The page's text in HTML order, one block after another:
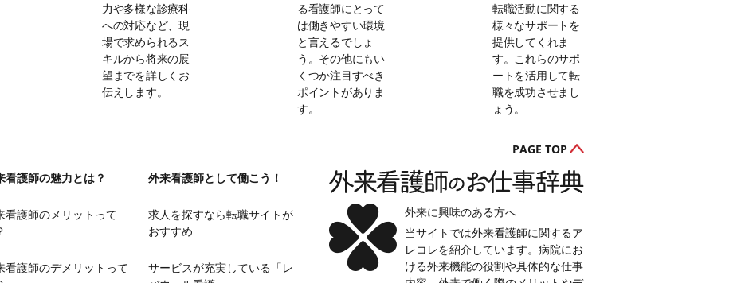
力や多様な診療科
への対応など、現
場で求められるス
キルから将来の展
望までを詳しくお
伝えします。
る看護師にとって
は働きやすい環境
と言えるでしょ
う。その他にもい
くつか注目すべき
ポイントがありま
す。
転職活動に関する
様々なサポートを
提供してくれま
す。これらのサポ
ートを活用して転
職を成功させまし
ょう。
PAGE TOP
看護師の魅力とは？
看護師のメリットって
看護師のデメリットって
外来看護師として働こう！
求人を探すなら転職サイトが
おすすめ
サービスが充実している「レ
外来に興味のある方へ
当サイトでは外来看護師に関するア
レコレを紹介しています。病院にお
ける外来機能の役割や具体的な仕事